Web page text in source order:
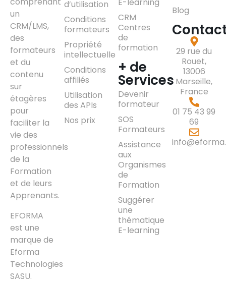
un
CRM/LMS,
des
formateurs
et du
contenu
sur
étagères
pour
faciliter la
vie des
professionnels
de la
Formation
et de leurs
Apprenants.
EFORMA
est une
marque de
Eforma
Technologies
SASU.
d’utilisation
Conditions
formateurs
Propriété
intellectuelle
Conditions
affiliés
Utilisation
des APIs
Nos prix
E-learning
CRM
Centres
de
formation
+ de
Services
Devenir
formateur
SOS
Formateurs
Assistance
aux
Organismes
de
Formation
Suggérer
une
thématique
E-learning
Blog
29 rue du
Rouet,
13006
Marseille,
France
01 75 43 99
69